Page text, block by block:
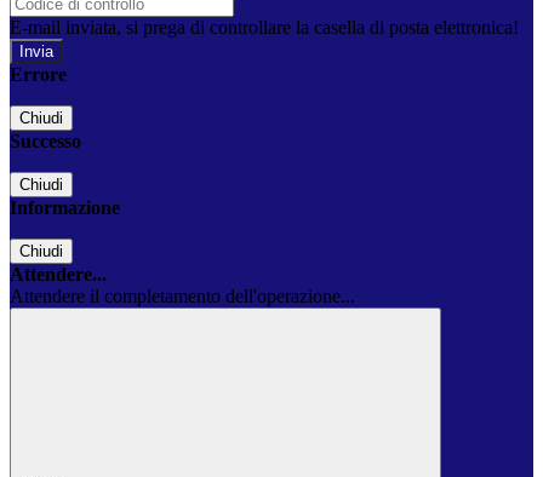
E-mail inviata, si prega di controllare la casella di posta elettronica!
Errore
Chiudi
Successo
Chiudi
Informazione
Chiudi
Attendere...
Attendere il completamento dell'operazione...